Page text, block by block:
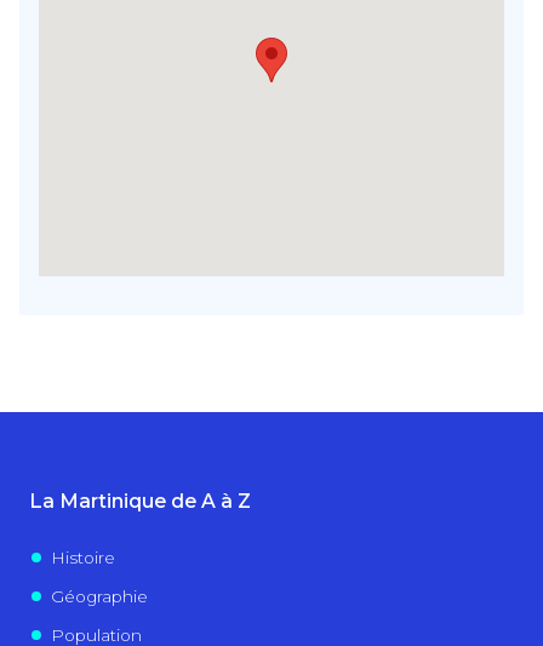
La Martinique de A à Z
Histoire
Géographie
Population